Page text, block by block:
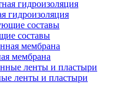
гидроизоляция
составы
мембрана
ленты и пластыри